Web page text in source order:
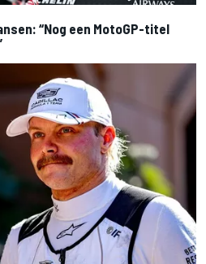
“Nog een MotoGP-titel